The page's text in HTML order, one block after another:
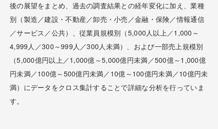
後の展望をまとめ、過去の調査結果との経年変化に加え、業種
別（製造／建設・不動産／卸売・小売／金融・保険／情報通信
／サービス／公共）、従業員規模別（5,000人以上／1,000～
4,999人／300～999人／300人未満）、および一部売上規模別
（5,000億円以上／1,000億～5,000億円未満／500億～1,000億
円未満／100億～500億円未満／10億～100億円未満／10億円未
満）にデータをクロス集計することで詳細な分析を行っていま
す。